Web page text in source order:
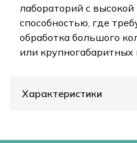
лабораторий с
способностью, где
обработка большого
или крупногабаритных
Характеристики